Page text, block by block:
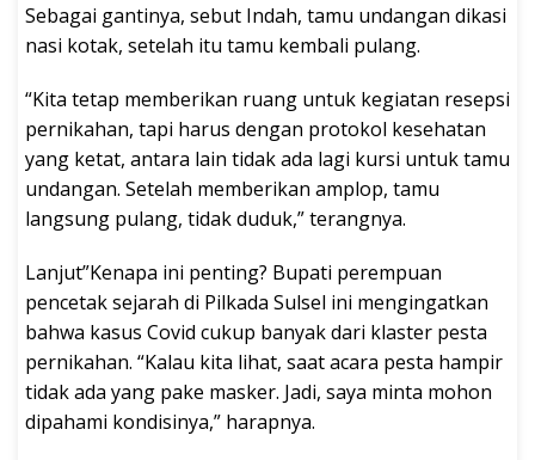
Sebagai gantinya, sebut Indah, tamu undangan dikasi
nasi kotak, setelah itu tamu kembali pulang.
“Kita tetap memberikan ruang untuk kegiatan resepsi
pernikahan, tapi harus dengan protokol kesehatan
yang ketat, antara lain tidak ada lagi kursi untuk tamu
undangan. Setelah memberikan amplop, tamu
langsung pulang, tidak duduk,” terangnya.
Lanjut”Kenapa ini penting? Bupati perempuan
pencetak sejarah di Pilkada Sulsel ini mengingatkan
bahwa kasus Covid cukup banyak dari klaster pesta
pernikahan. “Kalau kita lihat, saat acara pesta hampir
tidak ada yang pake masker. Jadi, saya minta mohon
dipahami kondisinya,” harapnya.